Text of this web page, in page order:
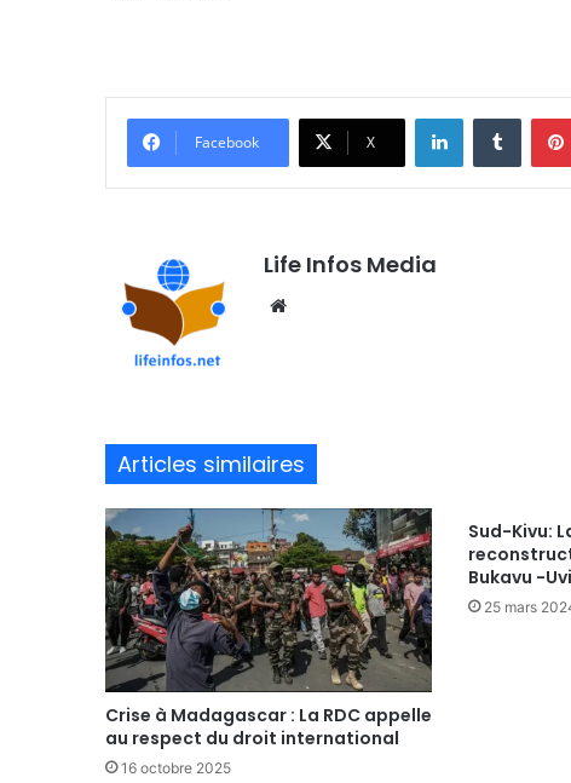
Facebook X
Life Infos Media
Articles similaires
Crise à Madagascar : La RDC appelle
au respect du droit international
16 octobre 2025
Sud-Kivu:
Bukavu -
25 mars